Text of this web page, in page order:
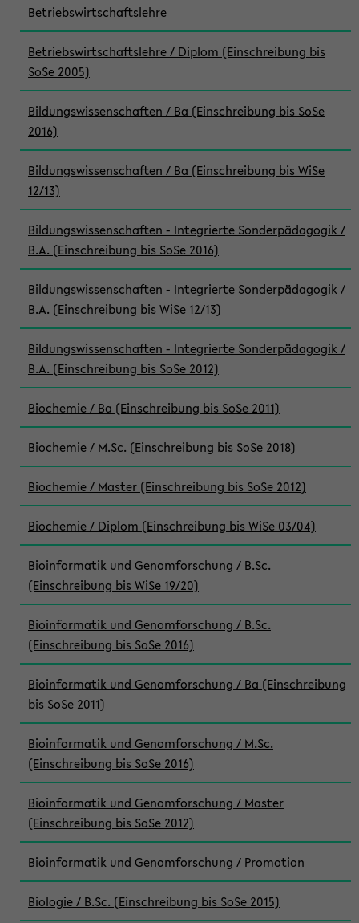
Betriebswirtschaftslehre
Betriebswirtschaftslehre / Diplom (Einschreibung bis
SoSe 2005)
Bildungswissenschaften / Ba (Einschreibung bis SoSe
2016)
Bildungswissenschaften / Ba (Einschreibung bis WiSe
12/13)
Bildungswissenschaften - Integrierte Sonderpädagogik /
B.A. (Einschreibung bis SoSe 2016)
Bildungswissenschaften - Integrierte Sonderpädagogik /
B.A. (Einschreibung bis WiSe 12/13)
Bildungswissenschaften - Integrierte Sonderpädagogik /
B.A. (Einschreibung bis SoSe 2012)
Biochemie / Ba (Einschreibung bis SoSe 2011)
Biochemie / M.Sc. (Einschreibung bis SoSe 2018)
Biochemie / Master (Einschreibung bis SoSe 2012)
Biochemie / Diplom (Einschreibung bis WiSe 03/04)
Bioinformatik und Genomforschung / B.Sc.
(Einschreibung bis WiSe 19/20)
Bioinformatik und Genomforschung / B.Sc.
(Einschreibung bis SoSe 2016)
Bioinformatik und Genomforschung / Ba (Einschreibung
bis SoSe 2011)
Bioinformatik und Genomforschung / M.Sc.
(Einschreibung bis SoSe 2016)
Bioinformatik und Genomforschung / Master
(Einschreibung bis SoSe 2012)
Bioinformatik und Genomforschung / Promotion
Biologie / B.Sc. (Einschreibung bis SoSe 2015)